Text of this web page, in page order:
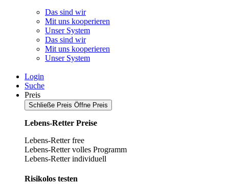
Das sind wir
Mit uns kooperieren
Unser System
Das sind wir
Mit uns kooperieren
Unser System
Login
Suche
Preis
Schließe Preis Öffne Preis
Lebens-Retter Preise
Lebens-Retter free
Lebens-Retter volles Programm
Lebens-Retter individuell
Risikolos testen